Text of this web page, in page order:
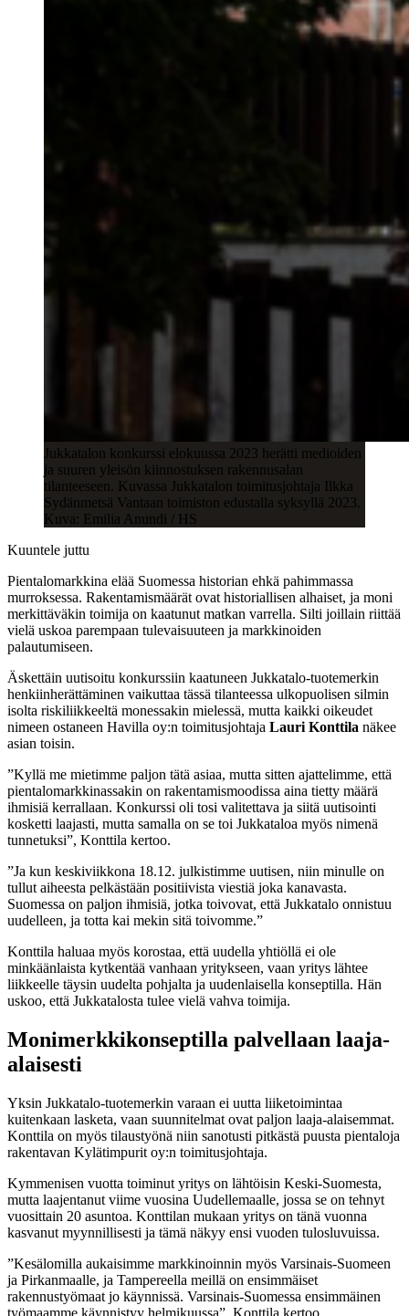
Jukkatalon konkurssi elokuussa 2023 herätti medioiden
ja suuren yleisön kiinnostuksen rakennusalan
tilanteeseen. Kuvassa Jukkatalon toimitusjohtaja Ilkka
Sydänmetsä Vantaan toimiston edustalla syksyllä 2023.
Kuva: Emilia Anundi / HS
Kuuntele juttu
Pientalomarkkina elää Suomessa historian ehkä pahimmassa
murroksessa. Rakentamismäärät ovat historiallisen alhaiset, ja moni
merkittäväkin toimija on kaatunut matkan varrella. Silti joillain riittää
vielä uskoa parempaan tulevaisuuteen ja markkinoiden
palautumiseen.
Äskettäin uutisoitu konkurssiin kaatuneen Jukkatalo-tuotemerkin
henkiinherättäminen vaikuttaa tässä tilanteessa ulkopuolisen silmin
isolta riskiliikkeeltä monessakin mielessä, mutta kaikki oikeudet
nimeen ostaneen Havilla oy:n toimitusjohtaja Lauri Konttila näkee
asian toisin.
”Kyllä me mietimme paljon tätä asiaa, mutta sitten ajattelimme, että
pientalomarkkinassakin on rakentamismoodissa aina tietty määrä
ihmisiä kerrallaan. Konkurssi oli tosi valitettava ja siitä uutisointi
kosketti laajasti, mutta samalla on se toi Jukkataloa myös nimenä
tunnetuksi”, Konttila kertoo.
”Ja kun keskiviikkona 18.12. julkistimme uutisen, niin minulle on
tullut aiheesta pelkästään positiivista viestiä joka kanavasta.
Suomessa on paljon ihmisiä, jotka toivovat, että Jukkatalo onnistuu
uudelleen, ja totta kai mekin sitä toivomme.”
Konttila haluaa myös korostaa, että uudella yhtiöllä ei ole
minkäänlaista kytkentää vanhaan yritykseen, vaan yritys lähtee
liikkeelle täysin uudelta pohjalta ja uudenlaisella konseptilla. Hän
uskoo, että Jukkatalosta tulee vielä vahva toimija.
Monimerkkikonseptilla palvellaan laaja-
alaisesti
Yksin Jukkatalo-tuotemerkin varaan ei uutta liiketoimintaa
kuitenkaan lasketa, vaan suunnitelmat ovat paljon laaja-alaisemmat.
Konttila on myös tilaustyönä niin sanotusti pitkästä puusta pientaloja
rakentavan Kylätimpurit oy:n toimitusjohtaja.
Kymmenisen vuotta toiminut yritys on lähtöisin Keski-Suomesta,
mutta laajentanut viime vuosina Uudellemaalle, jossa se on tehnyt
vuosittain 20 asuntoa. Konttilan mukaan yritys on tänä vuonna
kasvanut myynnillisesti ja tämä näkyy ensi vuoden tulosluvuissa.
”Kesälomilla aukaisimme markkinoinnin myös Varsinais-Suomeen
ja Pirkanmaalle, ja Tampereella meillä on ensimmäiset
rakennustyömaat jo käynnissä. Varsinais-Suomessa ensimmäinen
työmaamme käynnistyy helmikuussa”, Konttila kertoo.